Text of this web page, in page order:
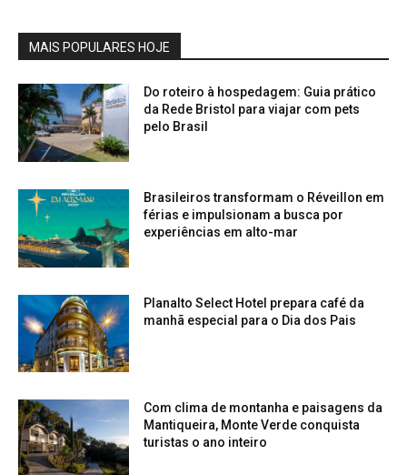
MAIS POPULARES HOJE
Do roteiro à hospedagem: Guia prático
da Rede Bristol para viajar com pets
pelo Brasil
Brasileiros transformam o Réveillon em
férias e impulsionam a busca por
experiências em alto-mar
Planalto Select Hotel prepara café da
manhã especial para o Dia dos Pais
Com clima de montanha e paisagens da
Mantiqueira, Monte Verde conquista
turistas o ano inteiro